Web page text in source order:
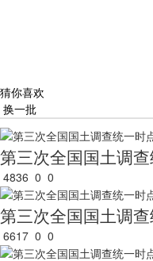
猜你喜欢
换一批
第三次全国国土调
4836 0 0
第三次全国国土调
6617 0 0